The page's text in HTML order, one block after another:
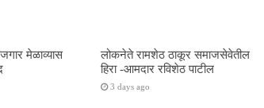
मेळाव्यास
लोकनेते रामशेठ ठाकूर समाजसेवेतील
हिरा -आमदार रविशेठ पाटील
3 days ago